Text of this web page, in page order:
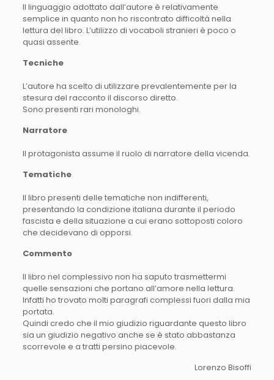
Il linguaggio adottato dall’autore è relativamente
semplice in quanto non ho riscontrato difficoltà nella
lettura del libro. L’utilizzo di vocaboli stranieri è poco o
quasi assente.
Tecniche
L’autore ha scelto di utilizzare prevalentemente per la
stesura del racconto il discorso diretto.
Sono presenti rari monologhi.
Narratore
Il protagonista assume il ruolo di narratore della vicenda.
Tematiche
Il libro presenti delle tematiche non indifferenti,
presentando la condizione italiana durante il periodo
fascista e della situazione a cui erano sottoposti coloro
che decidevano di opporsi.
Commento
Il libro nel complessivo non ha saputo trasmettermi
quelle sensazioni che portano all’amore nella lettura.
Infatti ho trovato molti paragrafi complessi fuori dalla mia
portata.
Quindi credo che il mio giudizio riguardante questo libro
sia un giudizio negativo anche se è stato abbastanza
scorrevole e a tratti persino piacevole.
Lorenzo Bisoffi